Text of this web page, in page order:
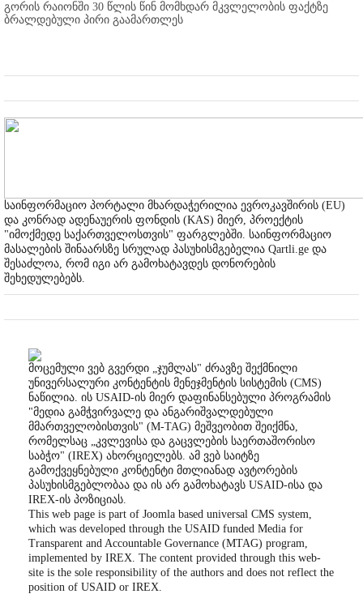
გორის რაიონში 30 წლის წინ მომხდარ მკვლელობის ფაქტზე
ბრალდებული პირი გაამართლეს
საინფორმაციო პორტალი მხარდაჭერილია ევროკავშირის (EU)
და კონრად ადენაუერის ფონდის (KAS) მიერ, პროექტის
"იმოქმედე საქართველოსთვის" ფარგლებში. საინფორმაციო
მასალების შინაარსზე სრულად პასუხისმგებელია Qartli.ge და
შესაძლოა, რომ იგი არ გამოხატავდეს დონორების
შეხედულებებს.
მოცემული ვებ გვერდი „ჯუმლას" ძრავზე შექმნილი
უნივერსალური კონტენტის მენეჯმენტის სისტემის (CMS)
ნაწილია. ის USAID-ის მიერ დაფინანსებული პროგრამის
"მედია გამჭვირვალე და ანგარიშვალდებული
მმართველობისთვის" (M-TAG) მეშვეობით შეიქმნა,
რომელსაც „კვლევისა და გაცვლების საერთაშორისო
საბჭო" (IREX) ახორციელებს. ამ ვებ საიტზე
გამოქვეყნებული კონტენტი მთლიანად ავტორების
პასუხისმგებლობაა და ის არ გამოხატავს USAID-ისა და
IREX-ის პოზიციას.
This web page is part of Joomla based universal CMS system,
which was developed through the USAID funded Media for
Transparent and Accountable Governance (MTAG) program,
implemented by IREX. The content provided through this web-
site is the sole responsibility of the authors and does not reflect the
position of USAID or IREX.